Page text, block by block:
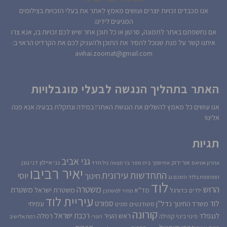
אנו מכבדים זכויות יוצרים ועושים מאמץ לאתר את בעלי הזכויות בצילומים
המגיעים לידינו.
אם נחשפתם באתר לתמונה, סרטון או כל תוכן אחר שיש לכם זכויות בו, אנא צרו
איתנו קשר על מנת שנוכל להסיר את התוכן ולהעניק לכם את הקרדיט הראוי ב:
avihai.zoomat@gmail.com
האתר בתהליך הנגשה לבעלי מוגבלויות
אנו עושים כל מאמץ להשלים את הנגשת האתר! במידה ונתקלת בבעיה אנא פנה
אלינו!
תגיות
אהרון אטיאס אור ירוק אחיסמך בית ספר בר מצווה גיל חדד גני אביב גני איילון דני גונן
המהומות בלוד הסכם גג התחדשות עירוניתחינוך יאיר רביבו יוסי
הרוש ילדים כדורגל לוד מד''א מחיר למשתכן משטרה משטרת ישראל משטרת
לוד משרד החינוך נדל''ן סטודנטים סמים ספורט עיריית לוד עמיחי
לנגפלד פינוי בינוי קהילה קורונה ראש העיר רוטרי רכבת ישראל רמלה רמת אלישיב